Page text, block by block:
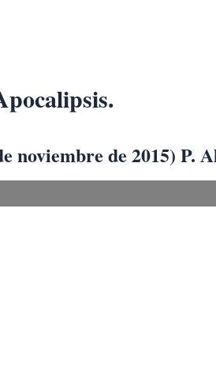
noviembre de 2015) P.